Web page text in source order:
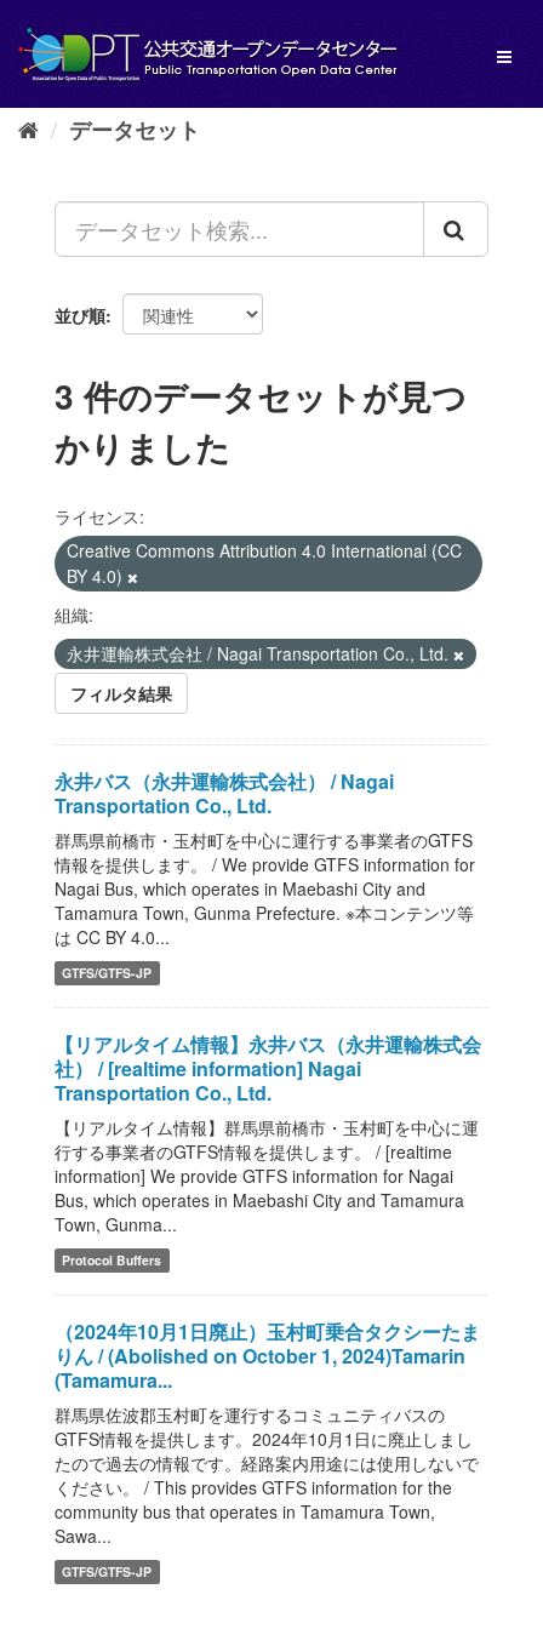
し
データセット
並び順
3 件のデータセットが見つ
かりました
ライセンス:
Creative Commons Attribution 4.0 International (CC
BY 4.0)
組織:
永井運輸株式会社 / Nagai Transportation Co., Ltd.
フィルタ結果
永井バス（永井運輸株式会社） / Nagai
Transportation Co., Ltd.
群馬県前橋市・玉村町を中心に運行する事業者のGTFS
情報を提供します。 / We provide GTFS information for
Nagai Bus, which operates in Maebashi City and
Tamamura Town, Gunma Prefecture. ※本コンテンツ等
は CC BY 4.0...
GTFS/GTFS-JP
【リアルタイム情報】永井バス（永井運輸株式会
社） / [realtime information] Nagai
Transportation Co., Ltd.
【リアルタイム情報】群馬県前橋市・玉村町を中心に運
行する事業者のGTFS情報を提供します。 / [realtime
information] We provide GTFS information for Nagai
Bus, which operates in Maebashi City and Tamamura
Town, Gunma...
Protocol Buffers
（2024年10月1日廃止）玉村町乗合タクシーたま
りん / (Abolished on October 1, 2024)Tamarin
(Tamamura...
群馬県佐波郡玉村町を運行するコミュニティバスの
GTFS情報を提供します。2024年10月1日に廃止しまし
たので過去の情報です。経路案内用途には使用しないで
ください。 / This provides GTFS information for the
community bus that operates in Tamamura Town,
Sawa...
GTFS/GTFS-JP